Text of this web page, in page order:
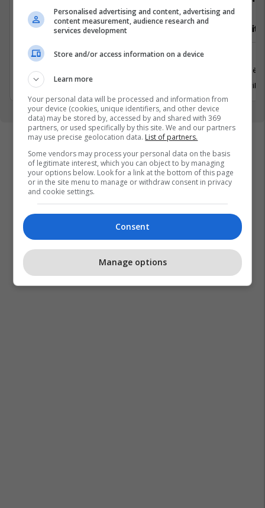
Vozitës B
Logjistikë
Pejë
12 Korrik 2026
Video
Prishtinë
20 Korrik
Personalised advertising and content, advertising and
content measurement, audience research and
services development
Store and/or access information on a device
Learn more
Your personal data will be processed and information from
your device (cookies, unique identifiers, and other device
data) may be stored by, accessed by and shared with 369
partners, or used specifically by this site. We and our partners
may use precise geolocation data. List of partners.
Some vendors may process your personal data on the basis
of legitimate interest, which you can object to by managing
your options below. Look for a link at the bottom of this page
or in the site menu to manage or withdraw consent in privacy
and cookie settings.
Consent
Manage options